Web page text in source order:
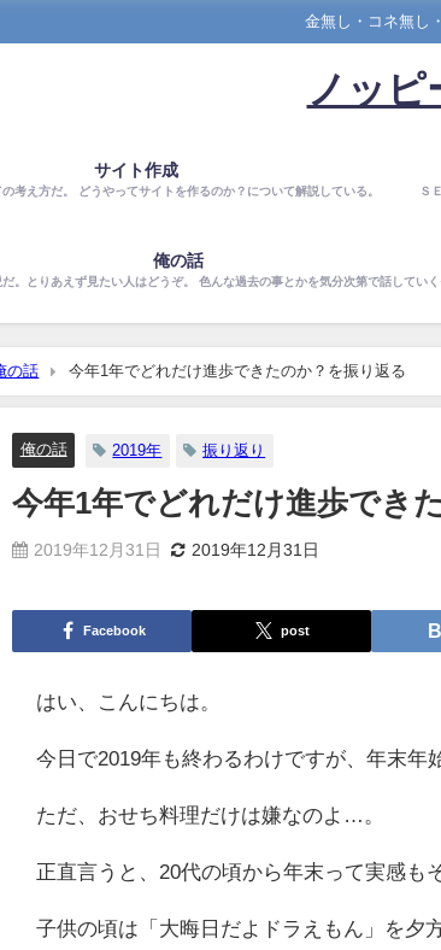
金無し・コネ無し
ノッ
サイト作成
考え方だ。 どうやってサイトを作るのか？について解説している。 Ｓ
俺の話
。とりあえず見たい人はどうぞ。 色んな過去の事とかを気分次第で話していく
の話 今年1年でどれだけ進歩できたのか？を振り返る
俺の話 2019年 振り返り
今年1年でどれだけ進歩でき
2019年12月31日 2019年12月31日
Facebook post
はい、こんにちは。
今日で2019年も終わるわけですが、年末年
ただ、おせち料理だけは嫌なのよ…。
正直言うと、20代の頃から年末って実感も
子供の頃は「大晦日だよドラえもん」を夕